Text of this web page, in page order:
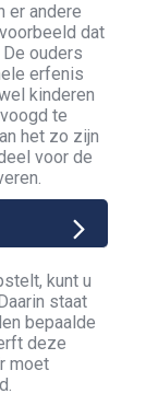
er andere
dat
ouders
erfenis
kinderen
te
het zo zijn
voor de
kunt u
staat
bepaalde
deze
moet